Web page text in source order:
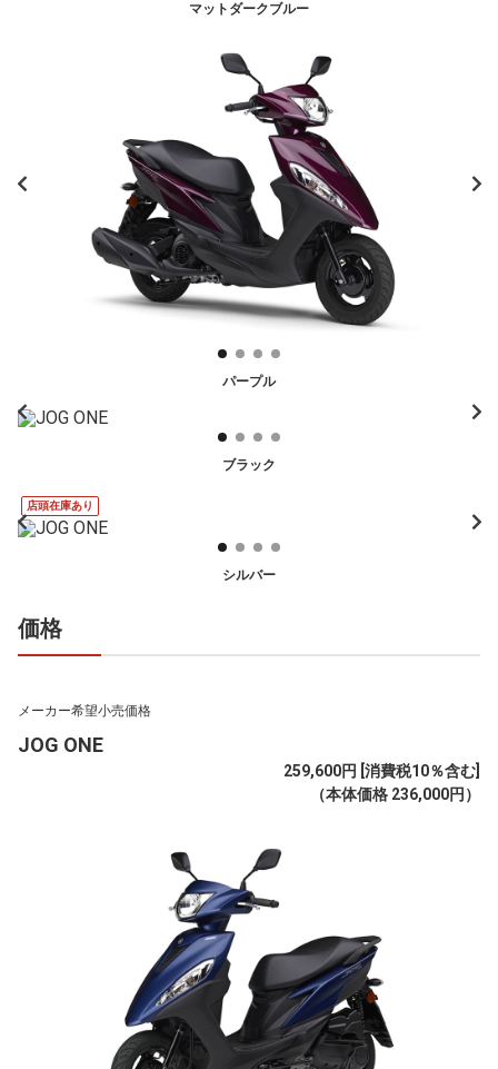
マットダークブルー
パープル
ブラック
店頭在庫あり
シルバー
価格
メーカー希望小売価格
JOG ONE
259,600円 [消費税10％含む]
（本体価格 236,000円）